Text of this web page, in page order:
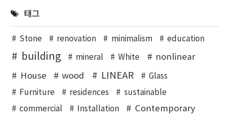
태그
Stone renovation minimalism education
building mineral White
nonlinear
House
wood LINEAR
Glass
Furniture
residences
sustainable
commercial
Installation Contemporary